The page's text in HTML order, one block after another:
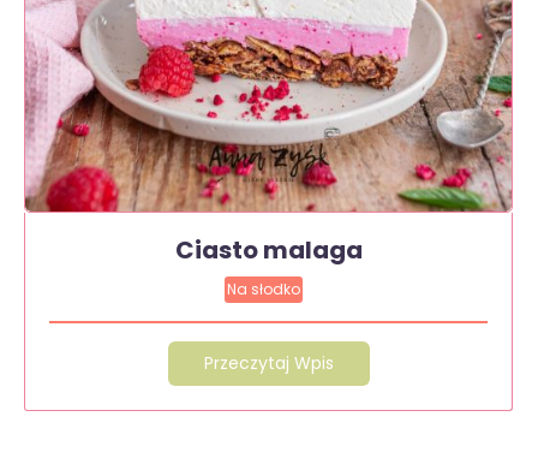
Ciasto malaga
Na słodko
Przeczytaj Wpis